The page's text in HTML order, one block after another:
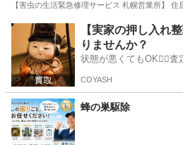
【害虫の生活緊急修理サービス 札幌営業所】
北海道 札幌市 札幌駅 蜂の巣駆除
【実家の押し入れ
りませんか？
状態が悪くてもOK🙆‍♀️査
COYASH
蜂の巣駆除